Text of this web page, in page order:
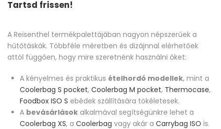
Tartsd frissen!
A Reisenthel termékpalettájában nagyon népszerűek a
hűtőtáskák. Többféle méretben és dizájnnal elérhetőek
attól függően, hogy mire szeretnénk használni őket:
A kényelmes és praktikus ételhordó modellek, mint a
Coolerbag S pocket, Coolerbag M pocket, Thermocase,
Foodbox ISO S ebédek szállítására tökéletesek.
A bevásárlások alkalmával segítségünkre lehet a
Coolerbag XS, a Coolerbag vagy akár a Carrybag ISO is.